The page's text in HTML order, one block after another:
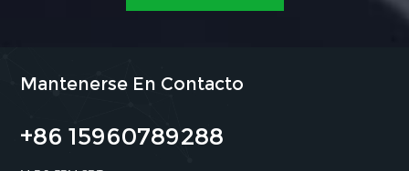
Mantenerse En Contacto
+86 15960789288